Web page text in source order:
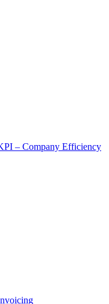
– Company Efficiency